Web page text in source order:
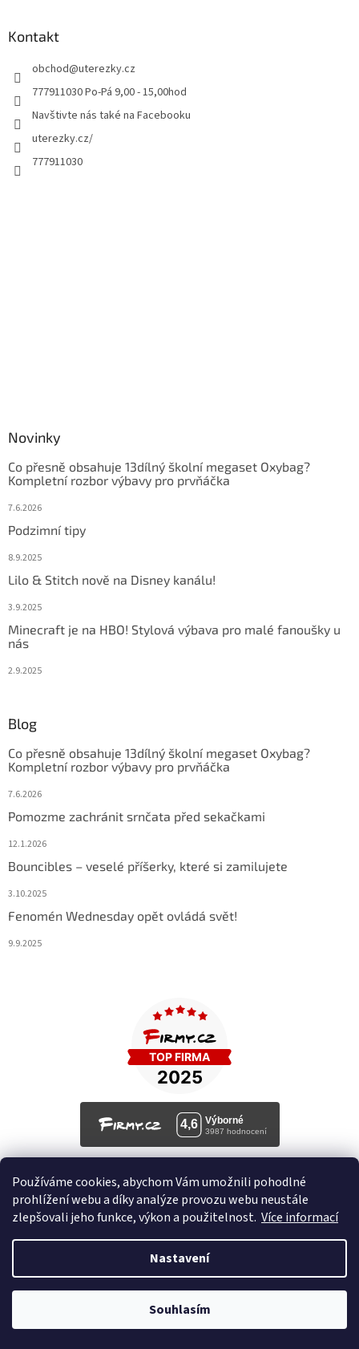
Používáme cookies, abychom Vám umožnili pohodlné
prohlížení webu a díky analýze provozu webu neustále
zlepšovali jeho funkce, výkon a použitelnost. Více informací
Nastavení
Souhlasím
🚚 Doprava zdarma nad 2500 Kč | 🎒 Rodinné papírnictví a školní
Kontakt
obchod@uterezky.cz
777911030 Po-Pá 9,00 - 15,00hod
Navštivte nás také na Facebooku
uterezky.cz/
777911030
Novinky
Co přesně obsahuje 13dílný školní megaset Oxybag?
Kompletní rozbor výbavy pro prvňáčka
7.6.2026
Podzimní tipy
8.9.2025
Lilo & Stitch nově na Disney kanálu!
3.9.2025
Minecraft je na HBO! Stylová výbava pro malé fanoušky u
nás
2.9.2025
Blog
Co přesně obsahuje 13dílný školní megaset Oxybag?
Kompletní rozbor výbavy pro prvňáčka
7.6.2026
Pomozme zachránit srnčata před sekačkami
12.1.2026
Bouncibles – veselé příšerky, které si zamilujete
3.10.2025
Fenomén Wednesday opět ovládá svět!
9.9.2025